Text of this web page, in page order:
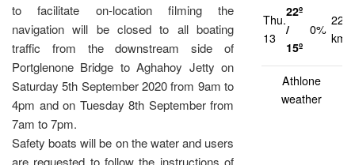
to facilitate on-location filming the
navigation will be closed to all boating
traffic from the downstream side of
Portglenone Bridge to Aghahoy Jetty on
Saturday 5th September 2020 from 9am to
4pm and on Tuesday 8th September from
7am to 7pm.
Safety boats will be on the water and users
are requested to follow the instructions of
Thu.
13
22º
/
15º
0%
22
km/h
Athlone
weather